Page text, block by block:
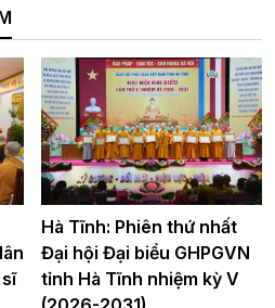
Hà Tĩnh: Phiên thứ nhất
Đại hội Đại biểu GHPGVN
tỉnh Hà Tĩnh nhiệm kỳ V